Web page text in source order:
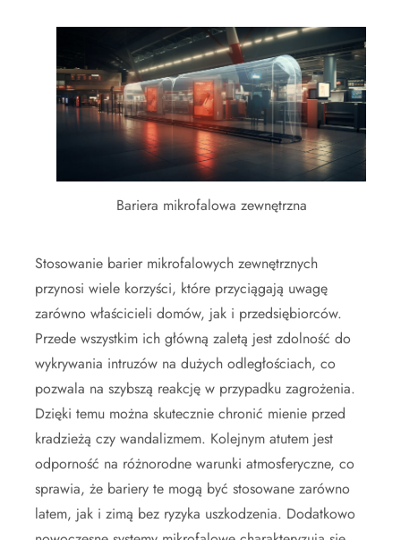
Bariera mikrofalowa zewnętrzna
Stosowanie barier mikrofalowych zewnętrznych
przynosi wiele korzyści, które przyciągają uwagę
zarówno właścicieli domów, jak i przedsiębiorców.
Przede wszystkim ich główną zaletą jest zdolność do
wykrywania intruzów na dużych odległościach, co
pozwala na szybszą reakcję w przypadku zagrożenia.
Dzięki temu można skutecznie chronić mienie przed
kradzieżą czy wandalizmem. Kolejnym atutem jest
odporność na różnorodne warunki atmosferyczne, co
sprawia, że bariery te mogą być stosowane zarówno
latem, jak i zimą bez ryzyka uszkodzenia. Dodatkowo